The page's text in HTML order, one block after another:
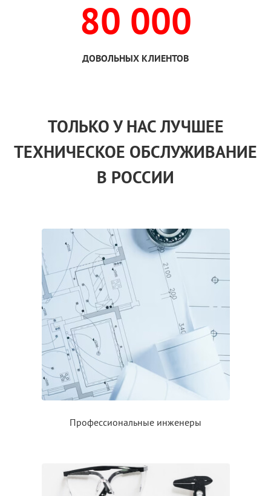
80 000
ДОВОЛЬНЫХ КЛИЕНТОВ
ТОЛЬКОУ НАСЛУЧШЕЕ
ТЕХНИЧЕСКОЕ ОБСЛУЖИВАНИЕ
В РОССИИ
Профессиональные инженеры